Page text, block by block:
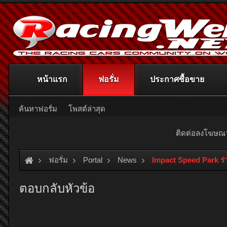
ติดต่อลงโฆษ
ฟอรั่ม Portal News Impact Speed Park
ตอบกลับหัวข้อ
หน้าแรก ฟอรั่ม
ค้นหาฟอรั่ม โพสต์ล่าสุด
ประกาศซื้อขาย